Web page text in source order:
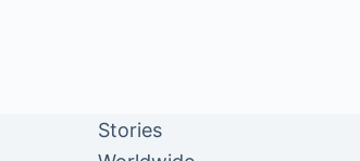
Stories